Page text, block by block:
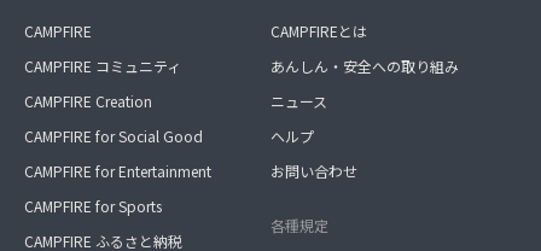
CAMPFIRE
CAMPFIRE コミュニティ
CAMPFIRE Creation
CAMPFIRE for Social Good
CAMPFIRE for Entertainment
CAMPFIRE for Sports
CAMPFIRE ふるさと納税
CAMPFIREとは
あんしん・安全への取り組み
ニュース
ヘルプ
お問い合わせ
各種規定